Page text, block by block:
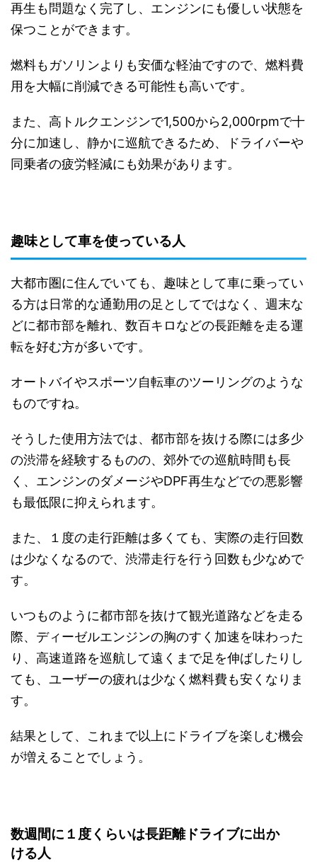
再生も問題なく完了し、エンジンにも優しい状態を
保つことができます。
燃料もガソリンよりも安価な軽油ですので、燃料費
用を大幅に削減できる可能性も高いです。
また、高トルクエンジンで1,500から2,000rpmで十
分に加速し、静かに巡航できるため、ドライバーや
同乗者の疲労軽減にも効果があります。
趣味として車を使っている人
大都市圏に住んでいても、趣味として車に乗ってい
る方は日常的な通勤用の足としてではなく、週末な
どに都市部を離れ、数百キロなどの長距離を走る運
転を好む方が多いです。
オートバイやスポーツ自転車のツーリングのような
ものですね。
そうした使用方法では、都市部を抜ける際には多少
の渋滞を経験するものの、郊外での巡航時間も長
く、エンジンのダメージやDPF再生などでの悪影響
も最低限に抑えられます。
また、１度の走行距離は多くても、実際の走行回数
は少なくなるので、渋滞走行を行う回数も少なめで
す。
いつものように都市部を抜けて観光道路などを走る
際、ディーゼルエンジンの胸のすく加速を味わった
り、高速道路を巡航して遠くまで足を伸ばしたりし
ても、ユーザーの疲れは少なく燃料費も安くなりま
す。
結果として、これまで以上にドライブを楽しむ機会
が増えることでしょう。
数週間に１度くらいは長距離ドライブに出か
ける人